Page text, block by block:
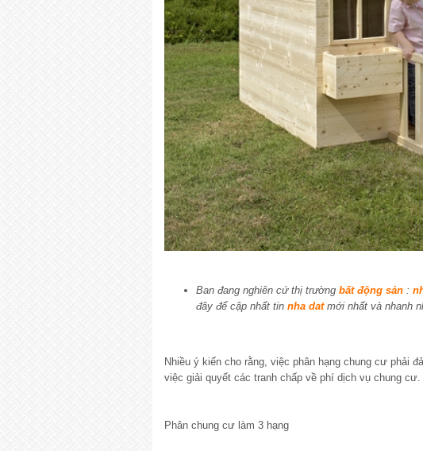
Ban đang nghiên cứ thị trường bất động sản :
đây để cập nhất tin nha dat mới nhất và nhanh
Nhiều ý kiến cho rằng, việc phân hạng chung cư phải
việc giải quyết các tranh chấp về phí dịch vụ chung cư.
Phân chung cư làm 3 hạng